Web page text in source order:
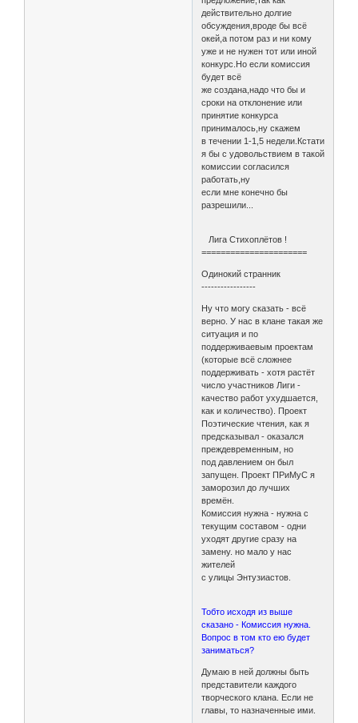
действительно долгие
обсуждения,вроде бы всё
окей,а потом раз и ни кому
уже и не нужен тот или иной
конкурс.Но если комиссия
будет всё
же создана,надо что бы и
сроки на отклонение или
принятие конкурса
принималось,ну скажем
в течении 1-1,5 недели.Кстати
я бы с удовольствием в такой
комиссии согласился
работать,ну
если мне конечно бы
разрешили...
Лига Стихоплётов !
======================
Одинокий странник
-----------------
Ну что могу сказать - всё
верно. У нас в клане такая же
ситуация и по
поддерживаевым проектам
(которые всё сложнее
поддерживать - хотя растёт
число участников Лиги -
качество работ ухудшается,
как и количество). Проект
Поэтические чтения, как я
предсказывал - оказался
преждевременным, но
под давлением он был
запущен. Проект ПРиМуС я
заморозил до лучших
времён.
Комиссия нужна - нужна с
текущим составом - одни
уходят другие сразу на
замену. но мало у нас
жителей
с улицы Энтузиастов.
Тобто исходя из выше
сказано - Комиссия нужна.
Вопрос в том кто ею будет
заниматься?
Думаю в ней должны быть
представители каждого
творческого клана. Если не
главы, то назначенные ими.